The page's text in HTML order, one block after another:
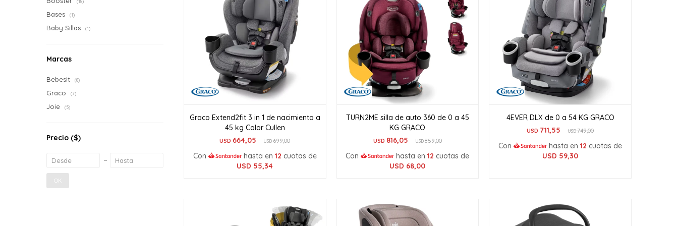
Graco Extend2fit 3 in 1 de nacimiento a
45 kg Color Cullen
USD 664,05 USD699,00
Con hasta en 12 cuotas de
USD 55,34
TURN2ME silla de auto 360 de 0 a 45
KG GRACO
USD 816,05 USD859,00
Con hasta en12 cuotas de
USD 68,00
4EVER DLX de 0 a 54 KG GRACO
USD 711,55 USD749,00
Con hasta en12 cuotas de
USD 59,30
(18)
Bases (1)
Baby Sillas (1)
Marcas
Bebesit (8)
Graco (7)
Joie (5)
Precio ($)
OK